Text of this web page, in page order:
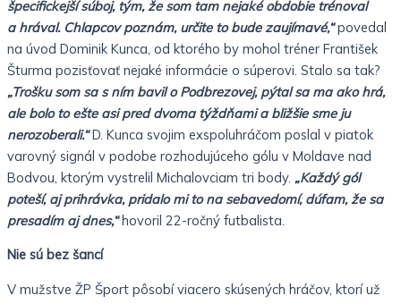
špecifickejší súboj, tým, že som tam nejaké obdobie trénoval
a hrával. Chlapcov poznám, určite to bude zaujímavé,“povedal
na úvod Dominik Kunca, od ktorého by mohol tréner František
Šturma pozisťovať nejaké informácie o súperovi. Stalo sa tak?
„Trošku som sa s ním bavil o Podbrezovej, pýtal sa ma ako hrá,
ale bolo to ešte asi pred dvoma týždňami a bližšie sme ju
nerozoberali.“D. Kunca svojim exspoluhráčom poslal v piatok
varovný signál v podobe rozhodujúceho gólu v Moldave nad
Bodvou, ktorým vystrelil Michalovciam tri body. „Každý gól
poteší, aj prihrávka, pridalo mi to na sebavedomí, dúfam, že sa
presadím aj dnes,“hovoril 22-ročný futbalista.
Nie sú bez šancí
V mužstve ŽP Šport pôsobí viacero skúsených hráčov, ktorí už